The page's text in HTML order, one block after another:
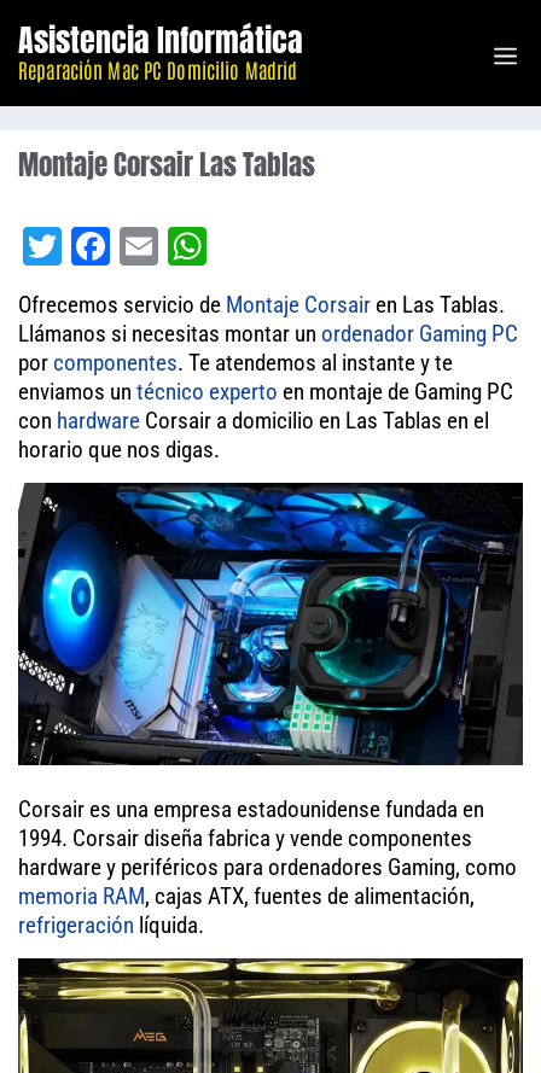
contenido
Asistencia Informática
Reparación Mac PC Domicilio Madrid
Montaje Corsair Las Tablas
T
tt
er
Fa
bo
ok
E
m
ail
ha
ts
A
pp
Ofrecemos servicio de Montaje Corsair en Las Tablas.
Llámanos si necesitas montar un ordenador Gaming PC
por componentes. Te atendemos al instante y te
enviamos un técnico experto en montaje de Gaming PC
con hardware Corsair a domicilio en Las Tablas en el
horario que nos digas.
Corsair es una empresa estadounidense fundada en
1994. Corsair diseña fabrica y vende componentes
hardware y periféricos para ordenadores Gaming, como
memoria RAM, cajas ATX, fuentes de alimentación,
refrigeración líquida.